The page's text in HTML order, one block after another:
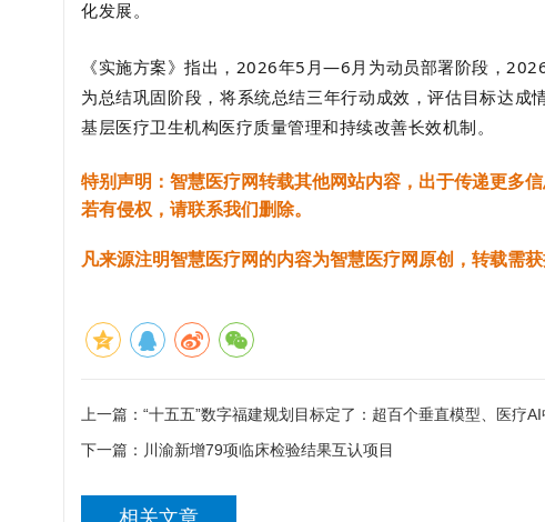
化发展。
《实施方案》指出，2026年5月—6月为动员部署阶段，
为总结巩固阶段，将系统总结三年行动成效，评估目标达
基层医疗卫生机构医疗质量管理和持续改善长效机制。
特别声明：智慧医疗网转载其他网站内容，出于传递更多
若有侵权，请联系我们删除。
凡来源注明智慧医疗网的内容为智慧医疗网原创，转载需获
上一篇： “十五五”数字福建规划目标定了：超百个垂直模型、医疗
下一篇： 川渝新增79项临床检验结果互认项目
相关文章